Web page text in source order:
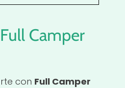
Camper
con Full Camper